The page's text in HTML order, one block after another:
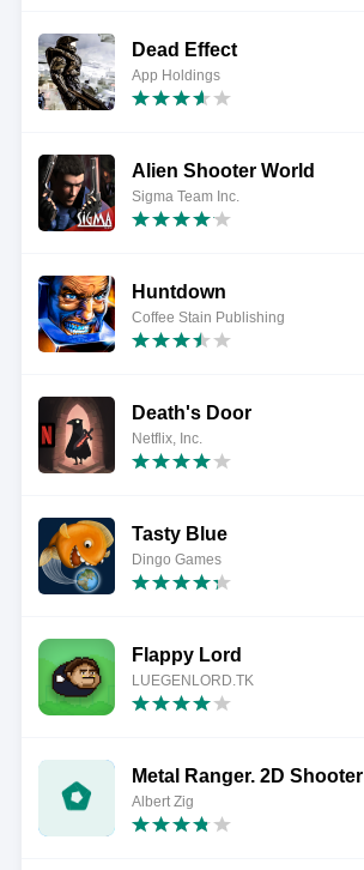
Dead Effect
App Holdings
Alien Shooter World
Sigma Team Inc.
Huntdown
Coffee Stain Publishing
Death's Door
Netflix, Inc.
Tasty Blue
Dingo Games
Flappy Lord
LUEGENLORD.TK
Metal Ranger. 2D Shooter
Albert Zig